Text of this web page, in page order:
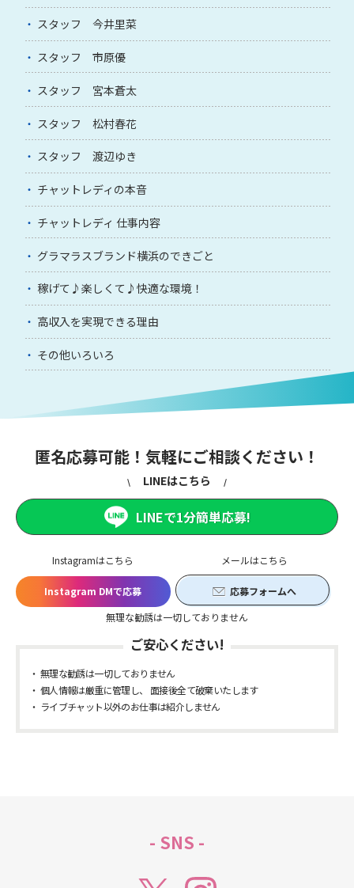
スタッフ 今井里菜
スタッフ 市原優
スタッフ 宮本蒼太
スタッフ 松村春花
スタッフ 渡辺ゆき
チャットレディの本音
チャットレディ 仕事内容
グラマラスブランド横浜のできごと
稼げて♪楽しくて♪快適な環境！
高収入を実現できる理由
その他いろいろ
匿名応募可能！気軽にご相談ください！
Instagramはこちら
Instagram DMで応募
メールはこちら
応募フォームへ
無理な勧誘は一切しておりません
LINEはこちら
LINEで1分簡単応募!
ご安心ください!
無理な勧誘は一切しておりません
個人情報は厳重に管理し、 面接後全て破棄いたします
ライブチャット以外のお仕事は紹介しません
- SNS -